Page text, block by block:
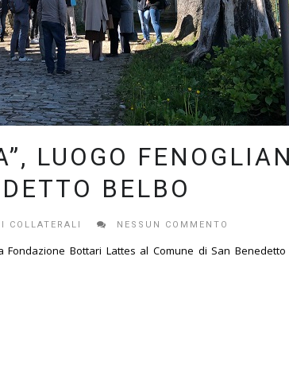
LUOGO
BELBO
COLLATERALI NESSUN COMMENTO
Fondazione Bottari Lattes al Comune di San Benedetto